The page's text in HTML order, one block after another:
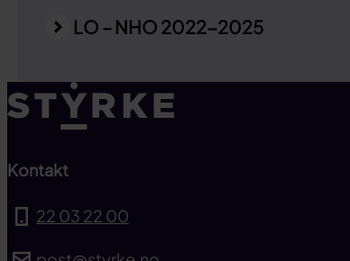
LO – NHO 2022-2025
Kontakt
22 03 22 00